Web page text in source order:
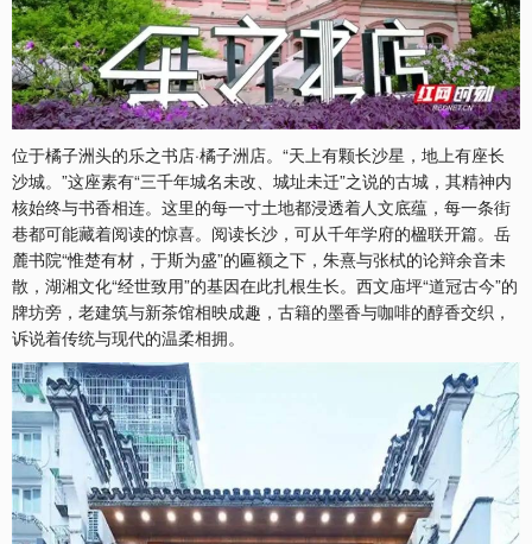
位于橘子洲头的乐之书店·橘子洲店。“天上有颗长沙星，地上有座长
沙城。”这座素有“三千年城名未改、城址未迁”之说的古城，其精神内
核始终与书香相连。这里的每一寸土地都浸透着人文底蕴，每一条街
巷都可能藏着阅读的惊喜。阅读长沙，可从千年学府的楹联开篇。岳
麓书院“惟楚有材，于斯为盛”的匾额之下，朱熹与张栻的论辩余音未
散，湖湘文化“经世致用”的基因在此扎根生长。西文庙坪“道冠古今”的
牌坊旁，老建筑与新茶馆相映成趣，古籍的墨香与咖啡的醇香交织，
诉说着传统与现代的温柔相拥。